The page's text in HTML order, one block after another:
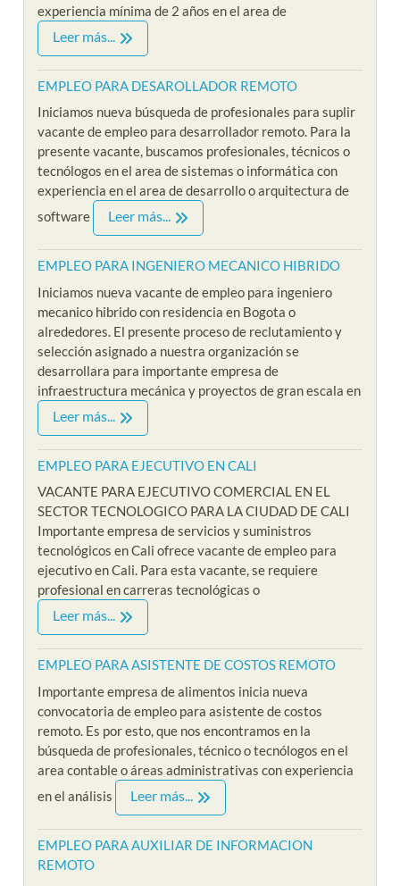
experiencia mínima de 2 años en el area de
Leer más...
EMPLEO PARA DESAROLLADOR REMOTO
Iniciamos nueva búsqueda de profesionales para suplir
vacante de empleo para desarrollador remoto. Para la
presente vacante, buscamos profesionales, técnicos o
tecnólogos en el area de sistemas o informática con
experiencia en el area de desarrollo o arquitectura de
software
Leer más...
EMPLEO PARA INGENIERO MECANICO HIBRIDO
Iniciamos nueva vacante de empleo para ingeniero
mecanico hibrido con residencia en Bogota o
alrededores. El presente proceso de reclutamiento y
selección asignado a nuestra organización se
desarrollara para importante empresa de
infraestructura mecánica y proyectos de gran escala en
Leer más...
EMPLEO PARA EJECUTIVO EN CALI
VACANTE PARA EJECUTIVO COMERCIAL EN EL
SECTOR TECNOLOGICO PARA LA CIUDAD DE CALI
Importante empresa de servicios y suministros
tecnológicos en Cali ofrece vacante de empleo para
ejecutivo en Cali. Para esta vacante, se requiere
profesional en carreras tecnológicas o
Leer más...
EMPLEO PARA ASISTENTE DE COSTOS REMOTO
Importante empresa de alimentos inicia nueva
convocatoria de empleo para asistente de costos
remoto. Es por esto, que nos encontramos en la
búsqueda de profesionales, técnico o tecnólogos en el
area contable o áreas administrativas con experiencia
en el análisis
Leer más...
EMPLEO PARA AUXILIAR DE INFORMACION
REMOTO